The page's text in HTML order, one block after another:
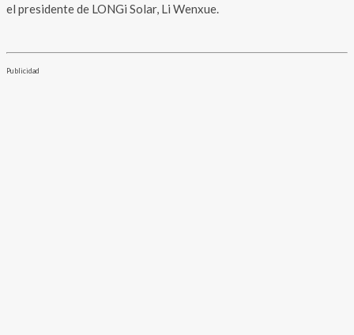
el presidente de LONGi Solar, Li Wenxue.
Publicidad